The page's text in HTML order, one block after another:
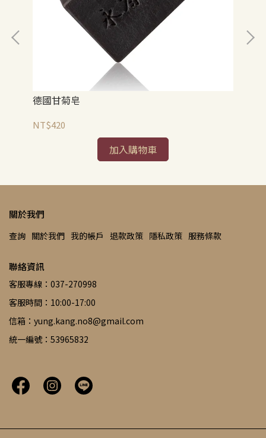
德國甘菊皂
NT$420
加入購物車
關於我們
查詢 關於我們 我的帳戶 退款政策 隱私政策 服務條款
聯絡資訊
客服專線：037-270998
客服時間：10:00-17:00
信箱：yung.kang.no8@gmail.com
統一編號：53965832